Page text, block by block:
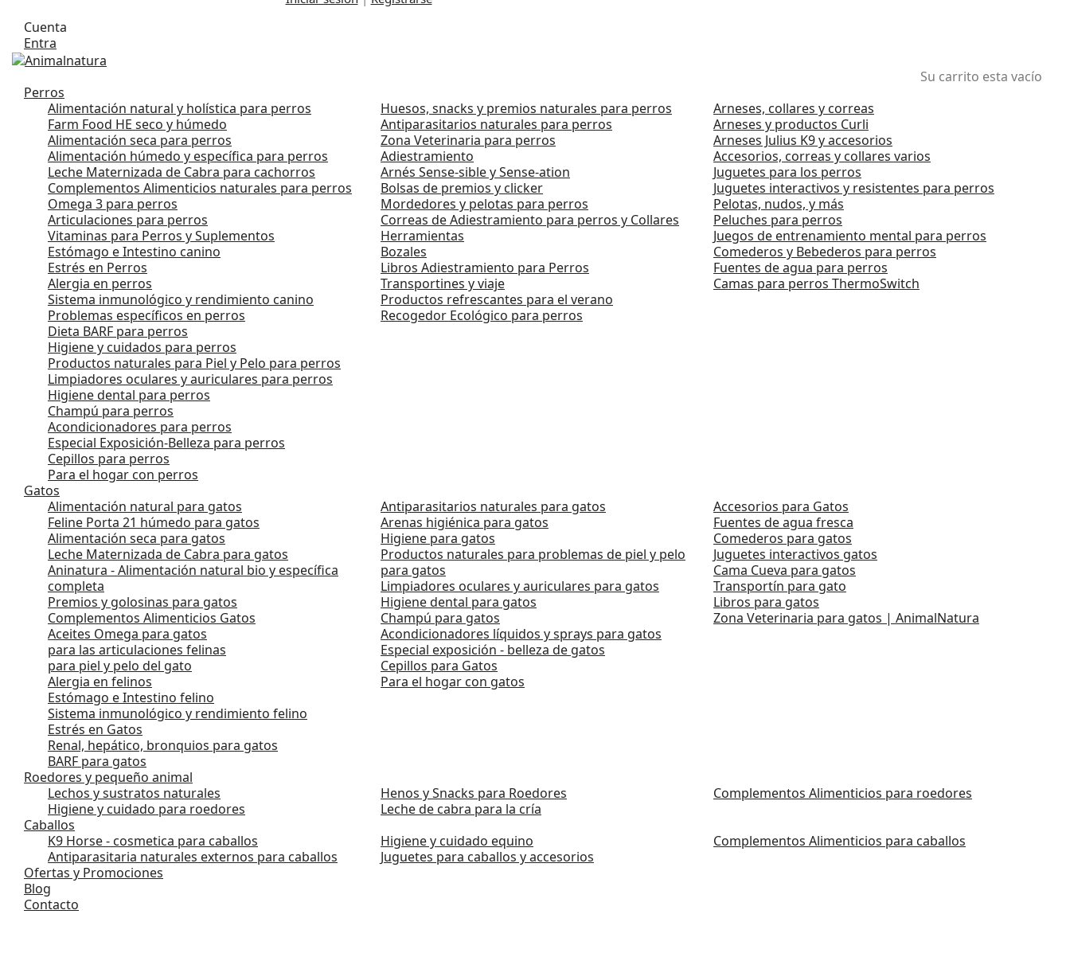
Cuenta
Entra
Su carrito esta vacío
Perros
Alimentación natural y holística para perros
Farm Food HE seco y húmedo
Alimentación seca para perros
Alimentación húmedo y específica para perros
Leche Maternizada de Cabra para cachorros
Complementos Alimenticios naturales para perros
Omega 3 para perros
Articulaciones para perros
Vitaminas para Perros y Suplementos
Estómago e Intestino canino
Estrés en Perros
Alergia en perros
Sistema inmunológico y rendimiento canino
Problemas específicos en perros
Dieta BARF para perros
Higiene y cuidados para perros
Productos naturales para Piel y Pelo para perros
Limpiadores oculares y auriculares para perros
Higiene dental para perros
Champú para perros
Acondicionadores para perros
Especial Exposición-Belleza para perros
Cepillos para perros
Para el hogar con perros
Huesos, snacks y premios naturales para perros
Antiparasitarios naturales para perros
Zona Veterinaria para perros
Adiestramiento
Arnés Sense-sible y Sense-ation
Bolsas de premios y clicker
Mordedores y pelotas para perros
Correas de Adiestramiento para perros y Collares
Herramientas
Bozales
Libros Adiestramiento para Perros
Transportines y viaje
Productos refrescantes para el verano
Recogedor Ecológico para perros
Arneses, collares y correas
Arneses y productos Curli
Arneses Julius K9 y accesorios
Accesorios, correas y collares varios
Juguetes para los perros
Juguetes interactivos y resistentes para perros
Pelotas, nudos, y más
Peluches para perros
Juegos de entrenamiento mental para perros
Comederos y Bebederos para perros
Fuentes de agua para perros
Camas para perros ThermoSwitch
Gatos
Alimentación natural para gatos
Feline Porta 21 húmedo para gatos
Alimentación seca para gatos
Leche Maternizada de Cabra para gatos
Aninatura - Alimentación natural bio y específica
completa
Premios y golosinas para gatos
Complementos Alimenticios Gatos
Aceites Omega para gatos
para las articulaciones felinas
para piel y pelo del gato
Alergia en felinos
Estómago e Intestino felino
Sistema inmunológico y rendimiento felino
Estrés en Gatos
Renal, hepático, bronquios para gatos
BARF para gatos
Antiparasitarios naturales para gatos
Arenas higiénica para gatos
Higiene para gatos
Productos naturales para problemas de piel y pelo
para gatos
Limpiadores oculares y auriculares para gatos
Higiene dental para gatos
Champú para gatos
Acondicionadores líquidos y sprays para gatos
Especial exposición - belleza de gatos
Cepillos para Gatos
Para el hogar con gatos
Accesorios para Gatos
Fuentes de agua fresca
Comederos para gatos
Juguetes interactivos gatos
Cama Cueva para gatos
Transportín para gato
Libros para gatos
Zona Veterinaria para gatos | AnimalNatura
Roedores y pequeño animal
Lechos y sustratos naturales
Henos y Snacks para Roedores
Complementos Alimenticios para roedores
Higiene y cuidado para roedores
Leche de cabra para la cría
Caballos
K9 Horse - cosmetica para caballos
Higiene y cuidado equino
Complementos Alimenticios para caballos
Antiparasitaria naturales externos para caballos
Juguetes para caballos y accesorios
Ofertas y Promociones
Blog
Contacto